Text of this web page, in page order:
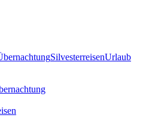
SilvesterreisenUrlaub